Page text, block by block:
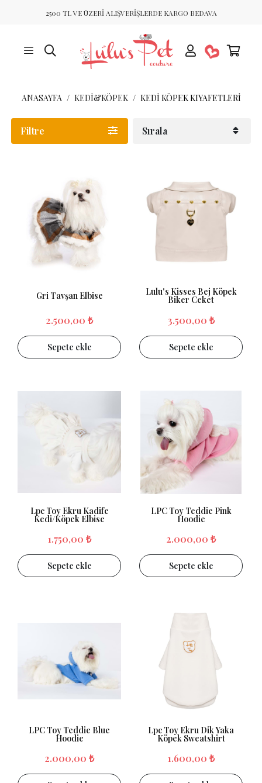
2500 TL VE ÜZERİ ALIŞVERİŞLERDE KARGO BEDAVA
ANASAYFA KEDİ&KÖPEK KEDI KÖPEK KIYAFETLERI
Filtre Sırala
Gri Tavşan Elbise
2.500,00 ₺
Sepete ekle
Lulu's Kisses Bej Köpek
Biker Ceket
3.500,00 ₺
Sepete ekle
Lpc Toy Ekru Kadife
Kedi/Köpek Elbise
1.750,00 ₺
Sepete ekle
LPC Toy Teddie Pink
Hoodie
2.000,00 ₺
Sepete ekle
LPC Toy Teddie Blue
Hoodie
2.000,00 ₺
Lpc Toy Ekru Dik Yaka
Köpek Sweatshirt
1.600,00 ₺